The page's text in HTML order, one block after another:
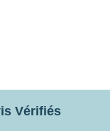
Vérifiés